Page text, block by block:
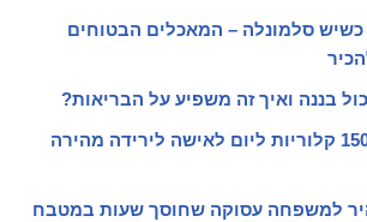
סלמונלה – המאכלים הבטוחים
בננה ואיך זה משפיע על הבריאות?
תפריט דיאטה 1500 קלוריות ליום לאישה לירידה מהירה
למשפחה עסוקה שחוסך שעות במטבח